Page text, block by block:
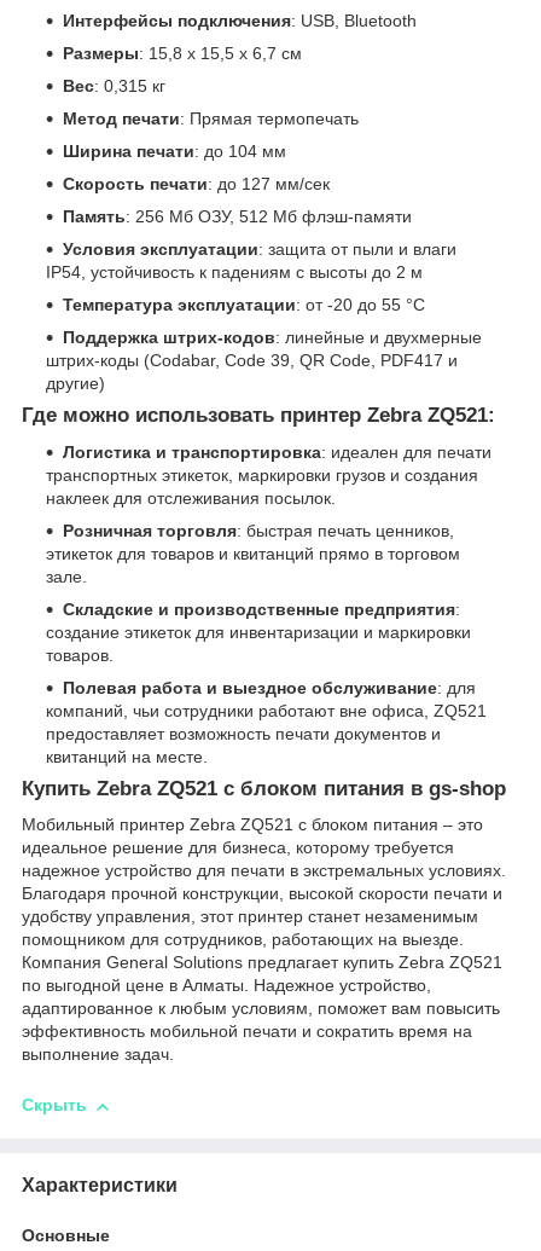
Интерфейсы подключения: USB, Bluetooth
Размеры: 15,8 x 15,5 x 6,7 см
Вес: 0,315 кг
Метод печати: Прямая термопечать
Ширина печати: до 104 мм
Скорость печати: до 127 мм/сек
Память: 256 Мб ОЗУ, 512 Мб флэш-памяти
Условия эксплуатации: защита от пыли и влаги
IP54, устойчивость к падениям с высоты до 2 м
Температура эксплуатации: от -20 до 55 °C
Поддержка штрих-кодов: линейные и двухмерные
штрих-коды (Codabar, Code 39, QR Code, PDF417 и
другие)
Где можно использовать принтер Zebra ZQ521:
Логистика и транспортировка: идеален для печати
транспортных этикеток, маркировки грузов и создания
наклеек для отслеживания посылок.
Розничная торговля: быстрая печать ценников,
этикеток для товаров и квитанций прямо в торговом
зале.
Складские и производственные предприятия:
создание этикеток для инвентаризации и маркировки
товаров.
Полевая работа и выездное обслуживание: для
компаний, чьи сотрудники работают вне офиса, ZQ521
предоставляет возможность печати документов и
квитанций на месте.
Купить Zebra ZQ521 с блоком питания в gs-shop
Мобильный принтер Zebra ZQ521 с блоком питания – это
идеальное решение для бизнеса, которому требуется
надежное устройство для печати в экстремальных условиях.
Благодаря прочной конструкции, высокой скорости печати и
удобству управления, этот принтер станет незаменимым
помощником для сотрудников, работающих на выезде.
Компания General Solutions предлагает купить Zebra ZQ521
по выгодной цене в Алматы. Надежное устройство,
адаптированное к любым условиям, поможет вам повысить
эффективность мобильной печати и сократить время на
выполнение задач.
Скрыть
Характеристики
Основные